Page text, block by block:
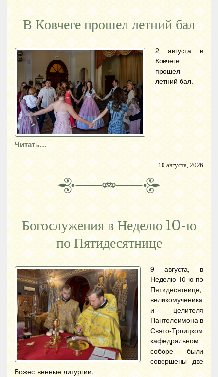
В Ковчеге прошел летний бал
2 августа в
Ковчеге
прошел
летний бал.
Читать…
10 августа, 2026
Богослужения в Неделю 10-ю
по Пятидесятнице
9 августа, в
Неделю 10-ю по
Пятидесятнице,
великомученика
и целителя
Пантелеимона в
Свято-Троицком
кафедральном
соборе были
совершены две
Божественные литургии.